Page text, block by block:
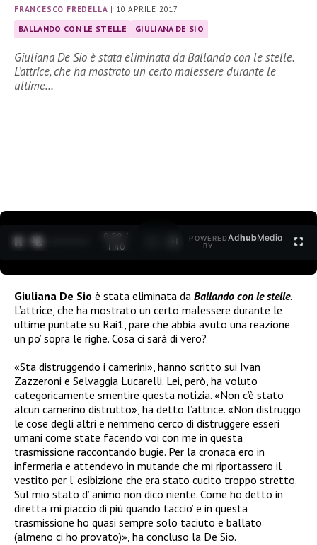
FRANCESCO FREDELLA | 10 APRILE 2017
BALLANDO CON LE STELLE GIULIANA DE SIO
Giuliana De Sio è stata eliminata da Ballando con le stelle.
L’attrice, che ha mostrato un certo malessere durante le
ultime…
0:30 /
1:40
POWERED
BY
AdhubMedia
Giuliana De Sio è stata eliminata da Ballando con le stelle.
L’attrice, che ha mostrato un certo malessere durante le
ultime puntate su Rai1, pare che abbia avuto una reazione
un po’ sopra le righe. Cosa ci sarà di vero?
«Sta distruggendo i camerini», hanno scritto sui Ivan
Zazzeroni e Selvaggia Lucarelli. Lei, però, ha voluto
categoricamente smentire questa notizia. «Non c’è stato
alcun camerino distrutto», ha detto l’attrice. «Non distruggo
le cose degli altri e nemmeno cerco di distruggere esseri
umani come state facendo voi con me in questa
trasmissione raccontando bugie. Per la cronaca ero in
infermeria e attendevo in mutande che mi riportassero il
vestito per l’ esibizione che era stato cucito troppo stretto.
Sul mio stato d’ animo non dico niente. Come ho detto in
diretta ‘mi piaccio di più quando taccio’ e in questa
trasmissione ho quasi sempre solo taciuto e ballato
(almeno ci ho provato)», ha concluso la De Sio.